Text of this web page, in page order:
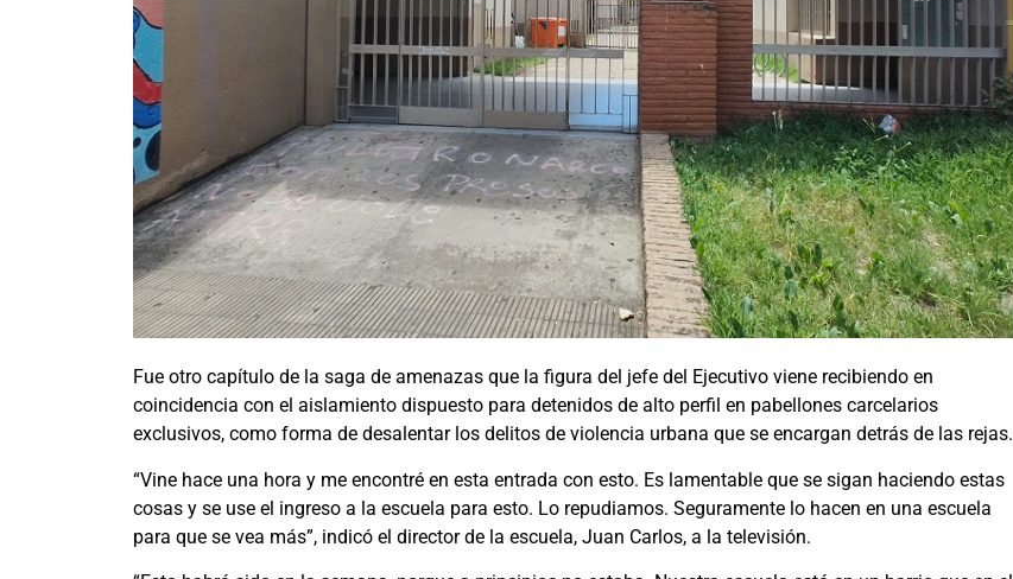
Fue otro capítulo de la saga de amenazas que la figura del jefe del Ejecutivo viene recibiendo en
coincidencia con el aislamiento dispuesto para detenidos de alto perfil en pabellones carcelarios
exclusivos, como forma de desalentar los delitos de violencia urbana que se encargan detrás de las rejas.
“Vine hace una hora y me encontré en esta entrada con esto. Es lamentable que se sigan haciendo estas
cosas y se use el ingreso a la escuela para esto. Lo repudiamos. Seguramente lo hacen en una escuela
para que se vea más”, indicó el director de la escuela, Juan Carlos, a la televisión.